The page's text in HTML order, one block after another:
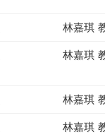
林嘉琪
林嘉琪
林嘉琪
林嘉琪